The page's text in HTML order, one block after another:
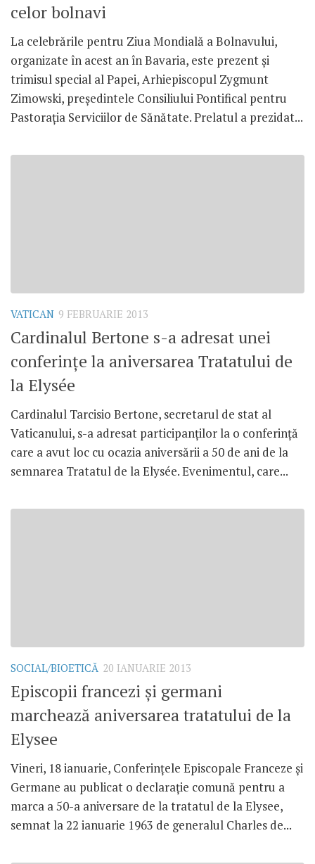
celor bolnavi
La celebrările pentru Ziua Mondială a Bolnavului,
organizate în acest an în Bavaria, este prezent şi
trimisul special al Papei, Arhiepiscopul Zygmunt
Zimowski, preşedintele Consiliului Pontifical pentru
Pastoraţia Serviciilor de Sănătate. Prelatul a prezidat...
VATICAN 9 FEBRUARIE 2013
Cardinalul Bertone s-a adresat unei
conferinţe la aniversarea Tratatului de
la Elysée
Cardinalul Tarcisio Bertone, secretarul de stat al
Vaticanului, s-a adresat participanţilor la o conferinţă
care a avut loc cu ocazia aniversării a 50 de ani de la
semnarea Tratatul de la Elysée. Evenimentul, care...
SOCIAL/BIOETICĂ 20 IANUARIE 2013
Episcopii francezi şi germani
marchează aniversarea tratatului de la
Elysee
Vineri, 18 ianuarie, Conferinţele Episcopale Franceze şi
Germane au publicat o declaraţie comună pentru a
marca a 50-a aniversare de la tratatul de la Elysee,
semnat la 22 ianuarie 1963 de generalul Charles de...